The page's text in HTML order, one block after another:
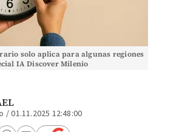
solo aplica para algunas regiones
IA Discover Milenio
/01.11.2025 12:48:00